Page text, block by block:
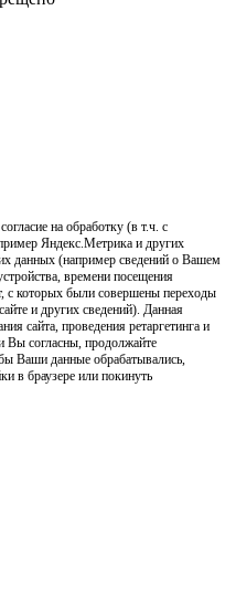
на обработку (в т.ч. с
Яндекс.Метрика и других
данных (например сведений о Вашем
времени посещения
с которых были совершены переходы
и других сведений). Данная
сайта, проведения ретаргетинга и
Вы согласны, продолжайте
Ваши данные обрабатывались,
в браузере или покинуть